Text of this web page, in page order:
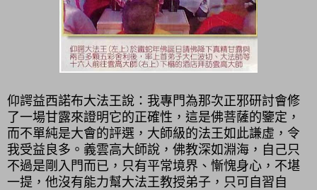
仰諤益西諾布大法王說：我專門為那次正邪研討會修
了一場甘露來證明它的正確性，這是佛菩薩的鑒定，
而不單純是大會的評選，大師級的法王如此謙虛，令
我受益良多。義雲高大師說，佛教深如淵海，自己只
不過是剛入門而已，只有平常境界、慚愧身心，不堪
一提，他沒有能力幫大法王教授弟子，只可自習自